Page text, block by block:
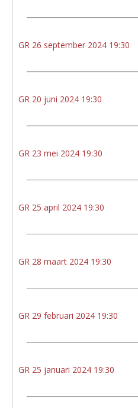
GR 26 september 2024 19:30
GR 20 juni 2024 19:30
GR 23 mei 2024 19:30
GR 25 april 2024 19:30
GR 28 maart 2024 19:30
GR 29 februari 2024 19:30
GR 25 januari 2024 19:30